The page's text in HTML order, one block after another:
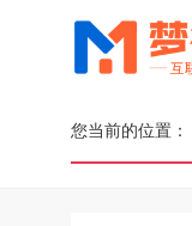
您当前的位置：